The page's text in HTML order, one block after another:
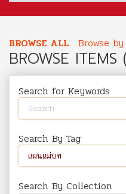
c
BROWSE ALL Browse by
BROWSE ITEMS
Search for Keywords
Search By Tag
Search By Collection